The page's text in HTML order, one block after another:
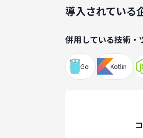
導入されている
併用している技術・
Go Kotlin